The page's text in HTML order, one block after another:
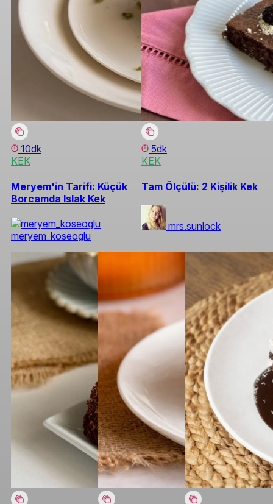
10dk
KEK
Meryem'in Tarifi: Küçük
Borcamda Islak Kek
meryem_koseoglu
5dk
KEK
Tam Ölçülü: 2 Kişilik Kek
mrs.sunlock